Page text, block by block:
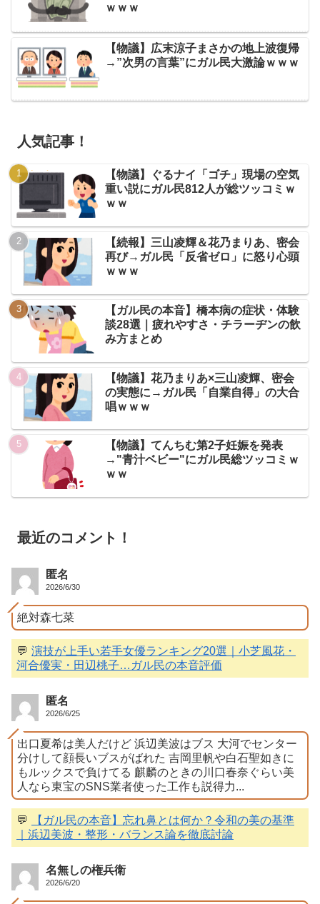
ｗｗｗ
【物議】広末涼子まさかの地上波復帰
→”次男の言葉”にガル民大激論ｗｗｗ
人気記事！
【物議】ぐるナイ「ゴチ」現場の空気
重い説にガル民812人が総ツッコミｗ
ｗｗ
【続報】三山凌輝＆花乃まりあ、密会
再び→ガル民「反省ゼロ」に怒り心頭
ｗｗｗ
【ガル民の本音】橋本病の症状・体験
談28選｜疲れやすさ・チラーヂンの飲
み方まとめ
【物議】花乃まりあ×三山凌輝、密会
の実態に→ガル民「自業自得」の大合
唱ｗｗｗ
【物議】てんちむ第2子妊娠を発表
→"青汁ベビー"にガル民総ツッコミｗ
ｗｗ
最近のコメント！
匿名
2026/6/30
絶対森七菜
💬 演技が上手い若手女優ランキング20選｜小芝風花・
河合優実・田辺桃子…ガル民の本音評価
匿名
2026/6/25
出口夏希は美人だけど 浜辺美波はブス 大河でセンター
分けして顔長いブスがばれた 吉岡里帆や白石聖如きに
もルックスで負けてる 麒麟のときの川口春奈ぐらい美
人なら東宝のSNS業者使った工作も説得力...
💬
【ガル民の本音】忘れ鼻とは何か？令和の美の基準
｜浜辺美波・整形・バランス論を徹底討論
名無しの権兵衛
2026/6/20